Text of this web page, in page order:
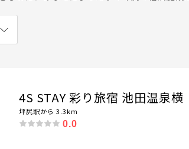
4S STAY 彩り旅宿 池田温泉横
坪尻駅から 3.3km
0.0